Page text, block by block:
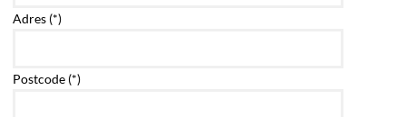
Adres (*)
Postcode (*)